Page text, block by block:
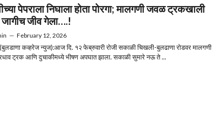
पेपराला निघाला होता पोरगा; मालगणी जवळ ट्रकखाली
जीव गेला….!
— February 12, 2026
कव्हरेज न्युज):आज दि. १२ फेब्रुवारी रोजी सकाळी चिखली-बुलढाणा रोडवर मालगणी
ट्रक आणि दुचाकीमध्ये भीषण अपघात झाला. सकाळी सुमारे नऊ ते ...